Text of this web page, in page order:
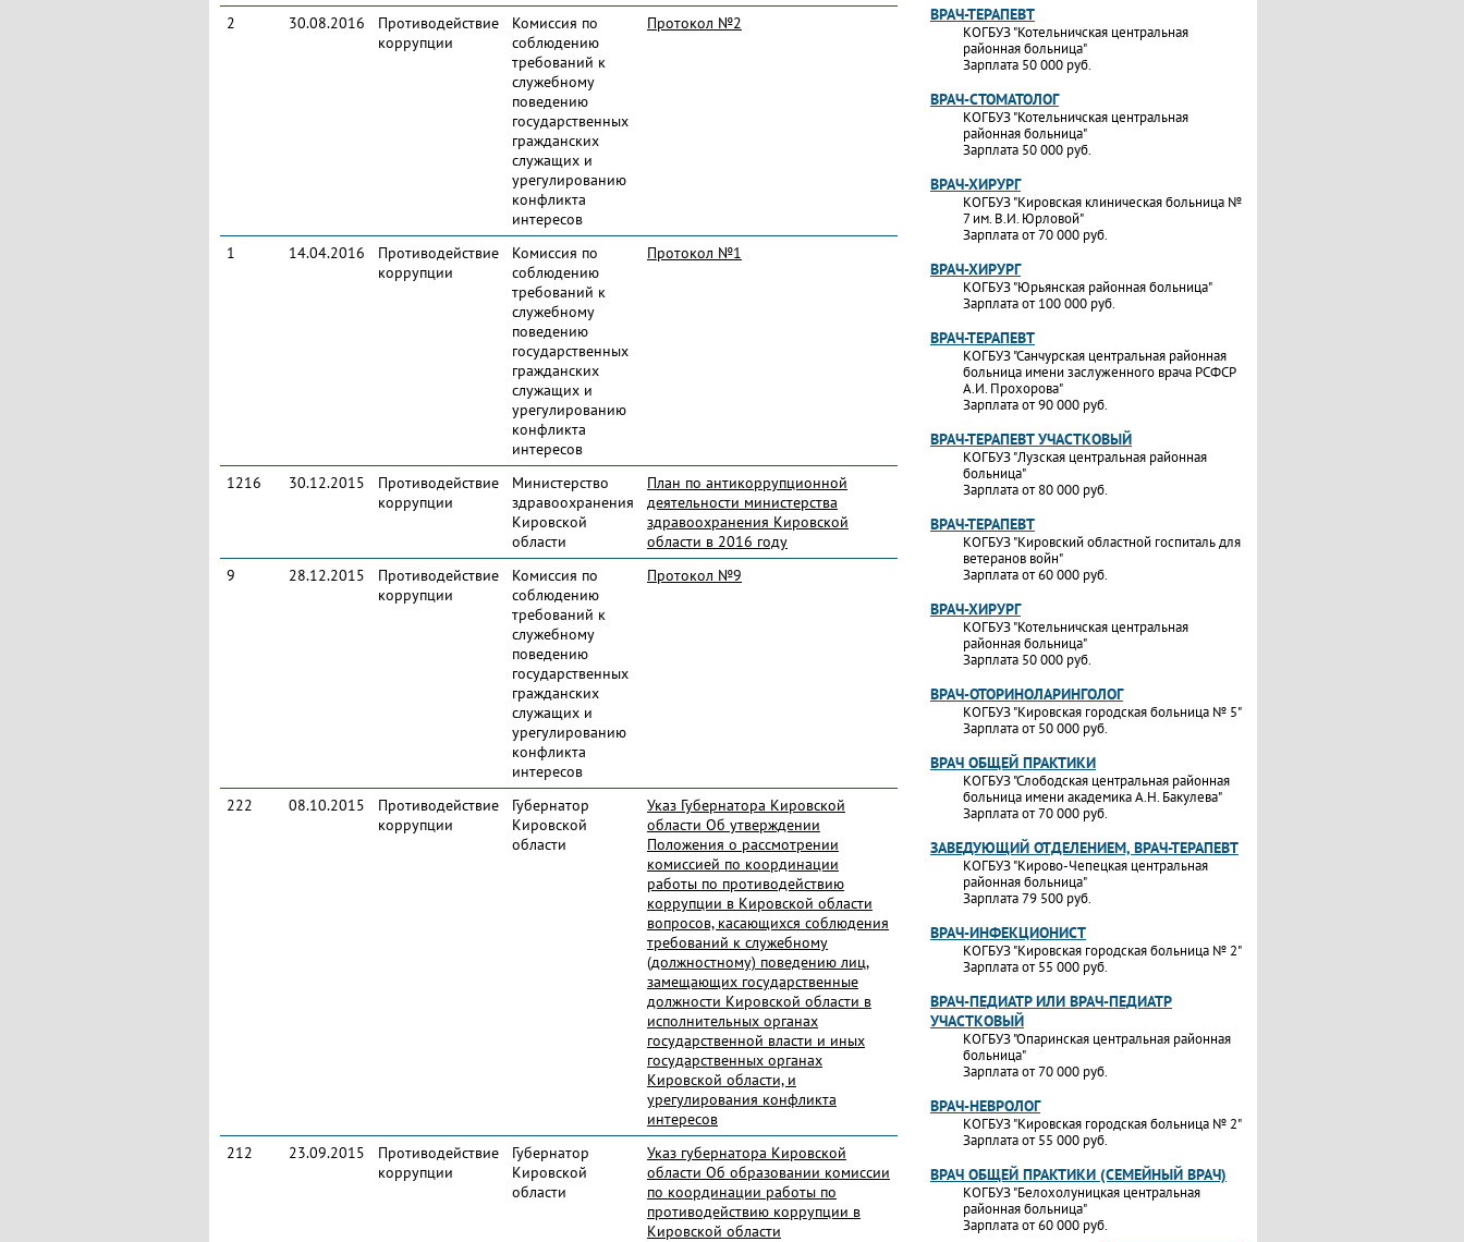
2 30.08.2016
Противодействие
коррупции
Комиссия по
соблюдению
требований к
служебному
поведению
государственных
гражданских
служащих и
урегулированию
конфликта
интересов
Протокол №2
1 14.04.2016
Противодействие
коррупции
Комиссия по
соблюдению
требований к
служебному
поведению
государственных
гражданских
служащих и
урегулированию
конфликта
интересов
Протокол №1
1216 30.12.2015
Противодействие
коррупции
Министерство
здравоохранения
Кировской
области
План по антикоррупционной
деятельности министерства
здравоохранения Кировской
области в 2016 году
9
28.12.2015
Противодействие
коррупции
Комиссия по
соблюдению
требований к
служебному
поведению
государственных
гражданских
служащих и
урегулированию
конфликта
интересов
Протокол №9
222 08.10.2015
Противодействие
коррупции
Губернатор
Кировской
области
Указ Губернатора Кировской
области Об утверждении
Положения о рассмотрении
комиссией по координации
работы по противодействию
коррупции в Кировской области
вопросов, касающихся соблюдения
требований к служебному
(должностному) поведению лиц,
замещающих государственные
должности Кировской области в
исполнительных органах
государственной власти и иных
государственных органах
Кировской области, и
урегулирования конфликта
интересов
212
23.09.2015
Противодействие
коррупции
Губернатор
Кировской
области
Указ губернатора Кировской
области Об образовании комиссии
по координации работы по
противодействию коррупции в
Кировской области
ВРАЧ-ТЕРАПЕВТ
КОГБУЗ "Котельничская центральная
районная больница"
Зарплата 50 000 руб.
ВРАЧ-СТОМАТОЛОГ
КОГБУЗ "Котельничская центральная
районная больница"
Зарплата 50 000 руб.
ВРАЧ-ХИРУРГ
КОГБУЗ "Кировская клиническая больница №
7 им. В.И. Юрловой"
Зарплата от 70 000 руб.
ВРАЧ-ХИРУРГ
КОГБУЗ "Юрьянская районная больница"
Зарплата от 100 000 руб.
ВРАЧ-ТЕРАПЕВТ
КОГБУЗ "Санчурская центральная районная
больница имени заслуженного врача РСФСР
А.И. Прохорова"
Зарплата от 90 000 руб.
ВРАЧ-ТЕРАПЕВТ УЧАСТКОВЫЙ
КОГБУЗ "Лузская центральная районная
больница"
Зарплата от 80 000 руб.
ВРАЧ-ТЕРАПЕВТ
КОГБУЗ "Кировский областной госпиталь для
ветеранов войн"
Зарплата от 60 000 руб.
ВРАЧ-ХИРУРГ
КОГБУЗ "Котельничская центральная
районная больница"
Зарплата 50 000 руб.
ВРАЧ-ОТОРИНОЛАРИНГОЛОГ
КОГБУЗ "Кировская городская больница № 5"
Зарплата от 50 000 руб.
ВРАЧ ОБЩЕЙ ПРАКТИКИ
КОГБУЗ "Слободская центральная районная
больница имени академика А.Н. Бакулева"
Зарплата от 70 000 руб.
ЗАВЕДУЮЩИЙ ОТДЕЛЕНИЕМ, ВРАЧ-ТЕРАПЕВТ
КОГБУЗ "Кирово-Чепецкая центральная
районная больница"
Зарплата 79 500 руб.
ВРАЧ-ИНФЕКЦИОНИСТ
КОГБУЗ "Кировская городская больница № 2"
Зарплата от 55 000 руб.
ВРАЧ-ПЕДИАТР ИЛИ ВРАЧ-ПЕДИАТР
УЧАСТКОВЫЙ
КОГБУЗ "Опаринская центральная районная
больница"
Зарплата от 70 000 руб.
ВРАЧ-НЕВРОЛОГ
КОГБУЗ "Кировская городская больница № 2"
Зарплата от 55 000 руб.
ВРАЧ ОБЩЕЙ ПРАКТИКИ (СЕМЕЙНЫЙ ВРАЧ)
КОГБУЗ "Белохолуницкая центральная
районная больница"
Зарплата от 60 000 руб.